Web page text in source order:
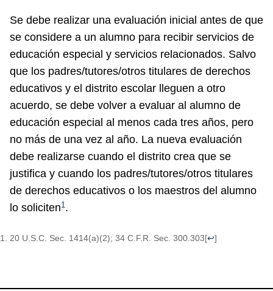
Se debe realizar una evaluación inicial antes de que
se considere a un alumno para recibir servicios de
educación especial y servicios relacionados. Salvo
que los padres/tutores/otros titulares de derechos
educativos y el distrito escolar lleguen a otro
acuerdo, se debe volver a evaluar al alumno de
educación especial al menos cada tres años, pero
no más de una vez al año. La nueva evaluación
debe realizarse cuando el distrito crea que se
justifica y cuando los padres/tutores/otros titulares
de derechos educativos o los maestros del alumno
lo soliciten1 .
20 U.S.C. Sec. 1414(a)(2); 34 C.F.R. Sec. 300.303[↩]